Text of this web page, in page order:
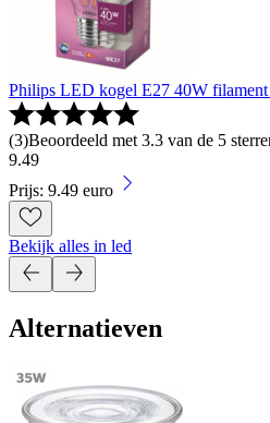
Philips LED kogel E27 40W filament
(3)Beoordeeld met 3.3 van de 5
9.49
Prijs: 9.49 euro
Bekijk alles in led
Alternatieven